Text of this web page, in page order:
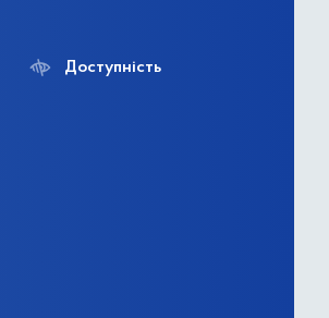
Доступність